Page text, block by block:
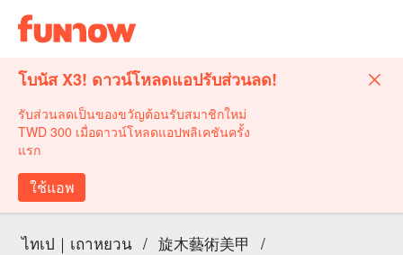
โบนัส X3! ดาวน์โหลดแอปรับส่วนลด!
รับส่วนลดเป็นของขวัญต้อนรับสมาชิกใหม่
TWD 300 เมื่อดาวน์โหลดแอปพลิเคชันครั้ง
แรก
ใช้แอพ
ไทเป｜เถาหยวน / 旋木藝術美甲 /